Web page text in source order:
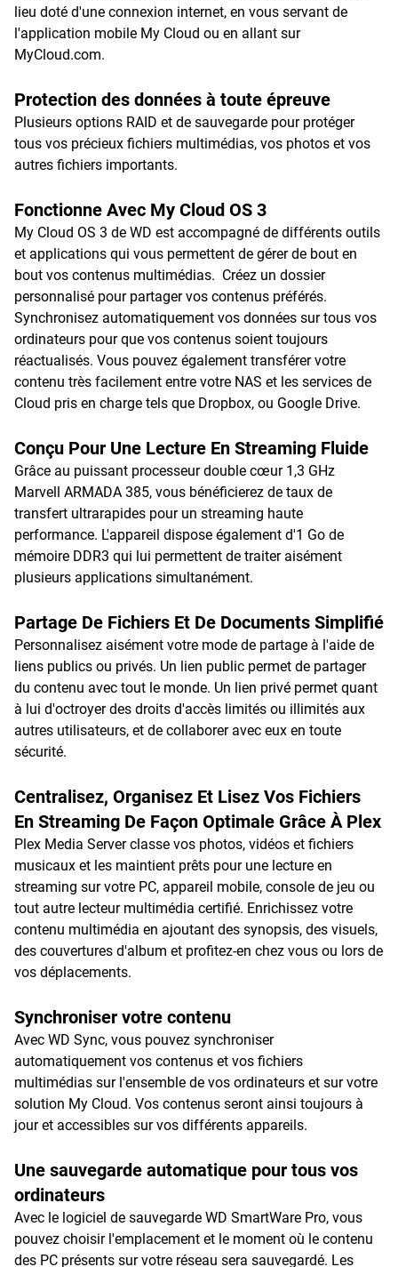
lieu doté d'une connexion internet, en vous servant de
l'application mobile My Cloud ou en allant sur
MyCloud.com.
Protection des données à toute épreuve
Plusieurs options RAID et de sauvegarde pour protéger
tous vos précieux fichiers multimédias, vos photos et vos
autres fichiers importants.
Fonctionne Avec My Cloud OS 3
My Cloud OS 3 de WD est accompagné de différents outils
et applications qui vous permettent de gérer de bout en
bout vos contenus multimédias. Créez un dossier
personnalisé pour partager vos contenus préférés.
Synchronisez automatiquement vos données sur tous vos
ordinateurs pour que vos contenus soient toujours
réactualisés. Vous pouvez également transférer votre
contenu très facilement entre votre NAS et les services de
Cloud pris en charge tels que Dropbox, ou Google Drive.
Conçu Pour Une Lecture En Streaming Fluide
Grâce au puissant processeur double cœur 1,3 GHz
Marvell ARMADA 385, vous bénéficierez de taux de
transfert ultrarapides pour un streaming haute
performance. L'appareil dispose également d'1 Go de
mémoire DDR3 qui lui permettent de traiter aisément
plusieurs applications simultanément.
Partage De Fichiers Et De Documents Simplifié
Personnalisez aisément votre mode de partage à l'aide de
liens publics ou privés. Un lien public permet de partager
du contenu avec tout le monde. Un lien privé permet quant
à lui d'octroyer des droits d'accès limités ou illimités aux
autres utilisateurs, et de collaborer avec eux en toute
sécurité.
Centralisez, Organisez Et Lisez Vos Fichiers
En Streaming De Façon Optimale Grâce À Plex
Plex Media Server classe vos photos, vidéos et fichiers
musicaux et les maintient prêts pour une lecture en
streaming sur votre PC, appareil mobile, console de jeu ou
tout autre lecteur multimédia certifié. Enrichissez votre
contenu multimédia en ajoutant des synopsis, des visuels,
des couvertures d'album et profitez-en chez vous ou lors de
vos déplacements.
Synchroniser votre contenu
Avec WD Sync, vous pouvez synchroniser
automatiquement vos contenus et vos fichiers
multimédias sur l'ensemble de vos ordinateurs et sur votre
solution My Cloud. Vos contenus seront ainsi toujours à
jour et accessibles sur vos différents appareils.
Une sauvegarde automatique pour tous vos
ordinateurs
Avec le logiciel de sauvegarde WD SmartWare Pro, vous
pouvez choisir l'emplacement et le moment où le contenu
des PC présents sur votre réseau sera sauvegardé. Les